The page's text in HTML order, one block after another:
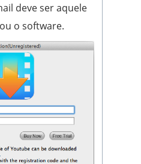
deve ser aquele
o software.